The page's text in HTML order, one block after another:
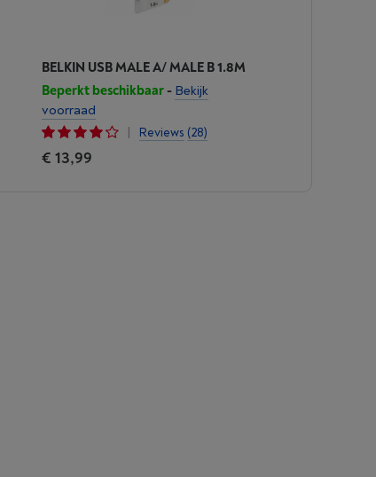
BELKIN USB MALE A/ MALE B 1.8M
Beperkt beschikbaar- Bekijk
voorraad
|
Reviews (28)
€ 13,99